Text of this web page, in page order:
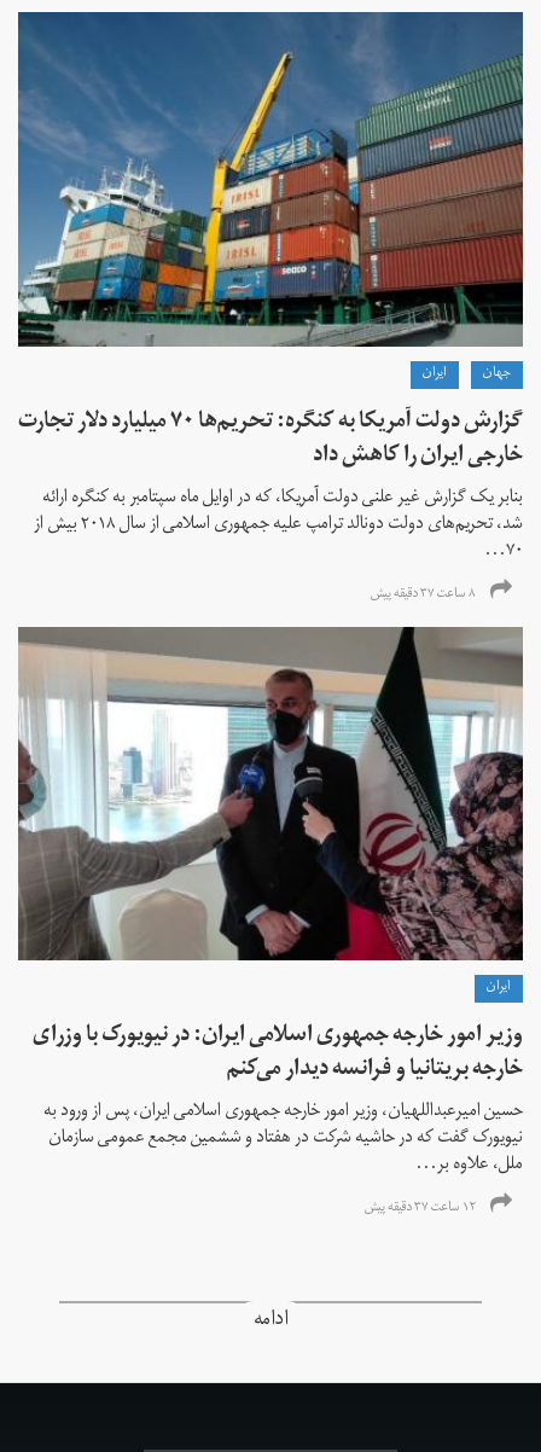
جهان ايران
گزارش دولت آمریکا به کنگره: تحریم‌ها ۷۰ میلیارد دلار تجارت
خارجی ایران را کاهش داد
بنابر یک گزارش غیر علنی دولت آمریکا، که در اوایل ماه سپتامبر به کنگره ارائه
شد، تحریم‌های دولت دونالد ترامپ علیه جمهوری اسلامی از سال ۲۰۱۸ بیش از
۷۰...
۸ ساعت ۳۷ دقیقه پیش
ايران
وزیر امور خارجه جمهوری اسلامی ایران: در نیویورک با وزرای
خارجه بریتانیا و فرانسه دیدار می‌کنم
حسین امیرعبداللهیان، وزیر امور خارجه جمهوری اسلامی ایران، پس از ورود به
نیویورک گفت که در حاشیه شرکت در هفتاد و ششمین مجمع عمومی سازمان
ملل، علاوه بر...
۱۲ ساعت ۳۷ دقیقه پیش
ادامه